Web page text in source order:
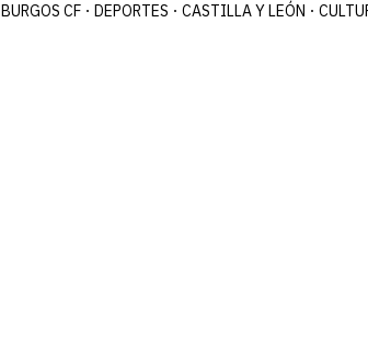
BURGOS CF DEPORTES CASTILLA Y LEÓN